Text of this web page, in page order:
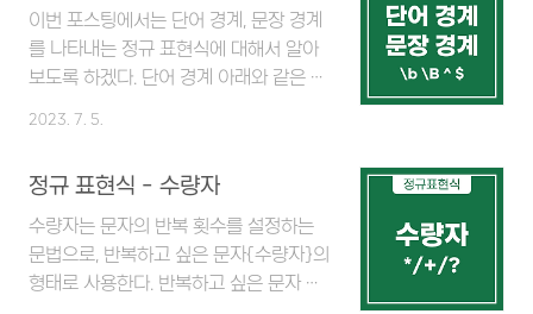
된다. 이럴 때 하위 표현식인 소괄호로 묶
어주면 표현식이 훨씬 한 눈에 들어와 이
해하기 쉽다. 표현식을 반복해야 할 때 하
안에 있는 문자열을 반복할 수 있다. 정규
는 것이다. ex) 하위 표현식 ()를 사용하
여 ip 주소를 간단하게 나타냄 논리 연산
자 or을 사용할 때 문자들 사이에서 논리
연산자 or을 함께 사용할 수 있다. 참고
로 or은 | 기호로..
이번 포스팅에서는 단어 경계, 문장 경계
를 나타내는 정규 표현식에 대해서 알아
보도록 하겠다. 단어 경계 아래와 같은 문
\B를 사용하면 된다. \b : 단어의 경계인
위치 \B : 단어의 경계가 아닌 위치 ex)
위의 문장에서 is가 be동사로 쓰인 곳만
찾기 (앞 뒤로 띄어쓰기) ex) 위의 문장
2023. 7. 5.
정규 표현식 - 수량자
수량자는 문자의 반복 횟수를 설정하는
문법으로, 반복하고 싶은 문자{수량자}의
형태로 사용한다. 반복하고 싶은 문자 부